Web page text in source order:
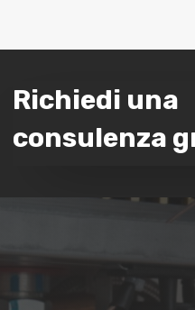
Richiedi una
consulenza